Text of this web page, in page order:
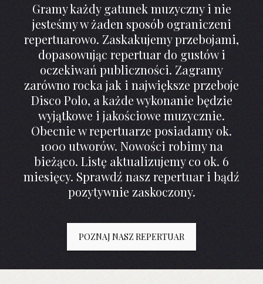
Gramy każdy gatunek muzyczny i nie
jesteśmy w żaden sposób ograniczeni
repertuarowo. Zaskakujemy przebojami,
dopasowując repertuar do gustów i
oczekiwań publiczności. Zagramy
zarówno rocka jak i największe przeboje
Disco Polo, a każde wykonanie będzie
wyjątkowe i jakościowe muzycznie.
Obecnie w repertuarze posiadamy ok.
1000 utworów. Nowości robimy na
bieżąco. Listę aktualizujemy co ok. 6
miesięcy. Sprawdź nasz repertuar i bądź
pozytywnie zaskoczony.
POZNAJ NASZ REPERTUAR